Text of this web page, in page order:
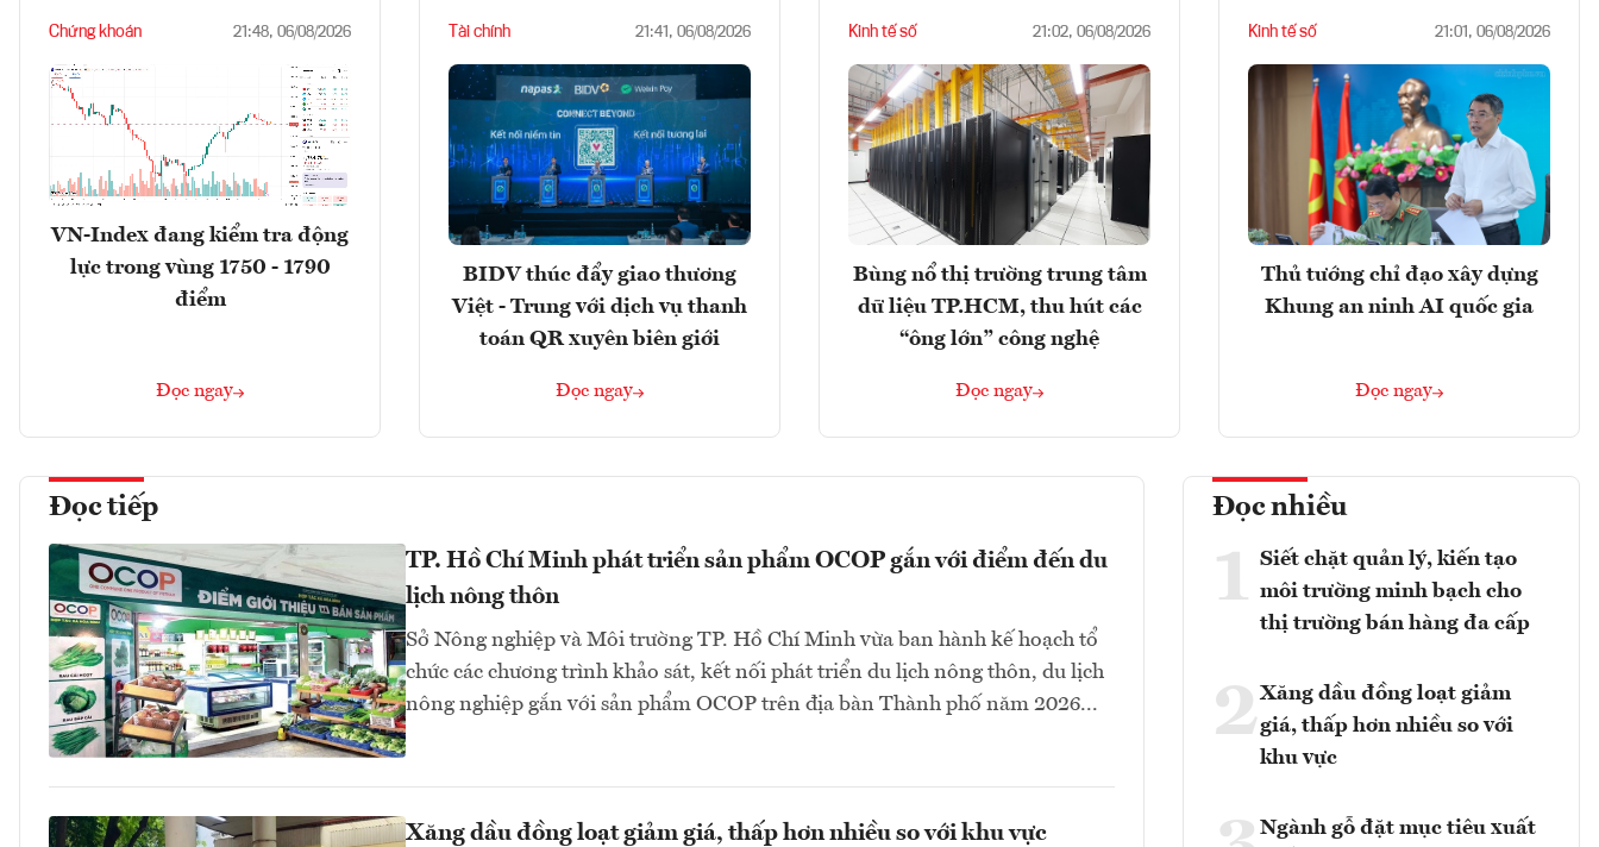
Chứng khoán 21:48, 06/08/2026
VN-Index đang kiểm tra động
lực trong vùng 1750 - 1790
điểm
Đọc ngay
Tài chính 21:41, 06/08/2026
BIDV thúc đẩy giao thương
Việt - Trung với dịch vụ thanh
toán QR xuyên biên giới
Đọc ngay
Kinh tế số 21:02, 06/08/2026
Bùng nổ thị trường trung tâm
dữ liệu TP.HCM, thu hút các
“ông lớn” công nghệ
Đọc ngay
Kinh tế số 21:01, 06/08/2026
Thủ tướng chỉ đạo xây dựng
Khung an ninh AI quốc gia
Đọc ngay
Đọc tiếp
TP. Hồ Chí Minh phát triển sản phẩm OCOP gắn với điểm đến du
lịch nông thôn
Sở Nông nghiệp và Môi trường TP. Hồ Chí Minh vừa ban hành kế hoạch tổ
chức các chương trình khảo sát, kết nối phát triển du lịch nông thôn, du lịch
nông nghiệp gắn với sản phẩm OCOP trên địa bàn Thành phố năm 2026...
Xăng dầu đồng loạt giảm giá, thấp hơn nhiều so với khu vực
Đọc nhiều
1 Siết chặt quản lý, kiến tạo
môi trường minh bạch cho
thị trường bán hàng đa cấp
2Xăng dầu đồng loạt giảm
giá, thấp hơn nhiều so với
khu vực
Ngành gỗ đặt mục tiêu xuất